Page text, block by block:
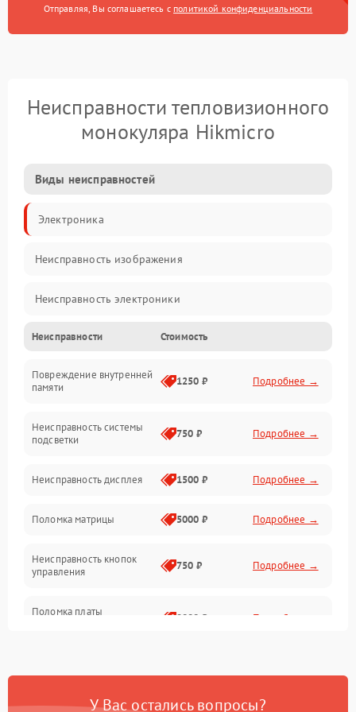
Отправляя, Вы соглашаетесь с политикой конфиденциальности
Неисправности тепловизионного
монокуляра Hikmicro
Виды неисправностей
Электроника
Неисправность изображения
Неисправность электроники
Электропитание
Матрица
Оптика
Неисправности Стоимость
Повреждение внутренней
памяти
1250 ₽ Подробнее →
Неисправность системы
подсветки
750 ₽ Подробнее →
Неисправность дисплея 1500 ₽ Подробнее →
Поломка матрицы 5000 ₽ Подробнее →
Неисправность кнопок
управления
750 ₽ Подробнее →
Поломка платы
2000 ₽ Подробнее →
аккумулятора
У Вас остались вопросы?